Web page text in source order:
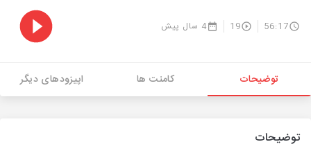
56:17
19 4 سال پیش
توضیحات کامنت ها اپیزودهای دیگر
توضیحات